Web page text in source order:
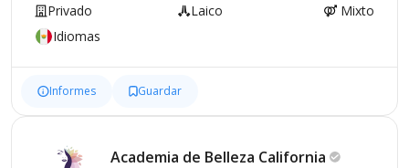
Privado Laico
Mixto
Idiomas
Informes Guardar
Academia de Belleza California